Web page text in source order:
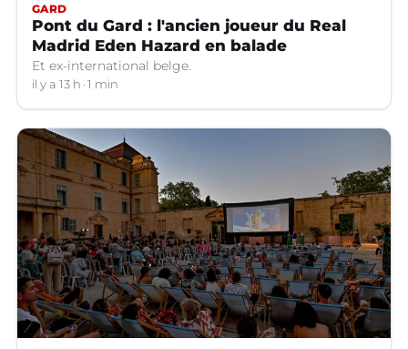
GARD
Pont du Gard : l'ancien joueur du Real
Madrid Eden Hazard en balade
Et ex-international belge.
il y a 13 h 1 min